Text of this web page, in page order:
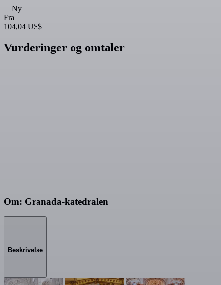
Ny
Fra
104,04 US$
Vurderinger og omtaler
Om: Granada-katedralen
Beskrivelse